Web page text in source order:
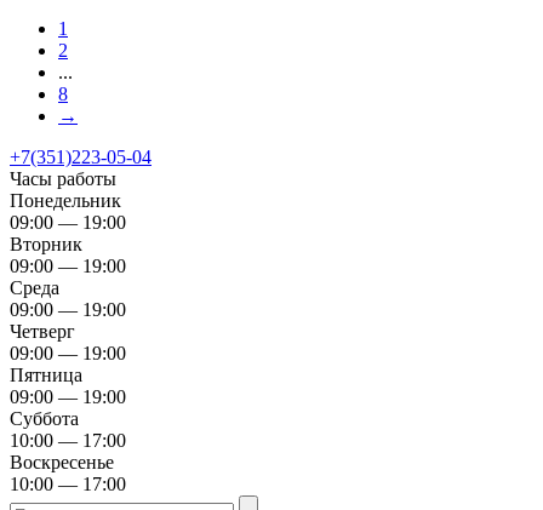
1
2
...
8
→
+7(351)223-05-04
Часы работы
Понедельник
09:00 — 19:00
Вторник
09:00 — 19:00
Среда
09:00 — 19:00
Четверг
09:00 — 19:00
Пятница
09:00 — 19:00
Суббота
10:00 — 17:00
Воскресенье
10:00 — 17:00